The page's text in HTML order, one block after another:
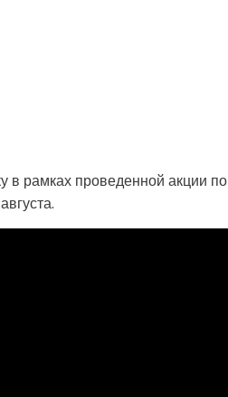
рамках проведенной акции по